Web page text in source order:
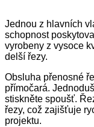
Jednou z hlavních
schopnost
vyrobeny z vysoce
delší řezy.
Obsluha přenosné
přímočará.
stiskněte spoušť.
řezy, což zajišťuje
projektu.